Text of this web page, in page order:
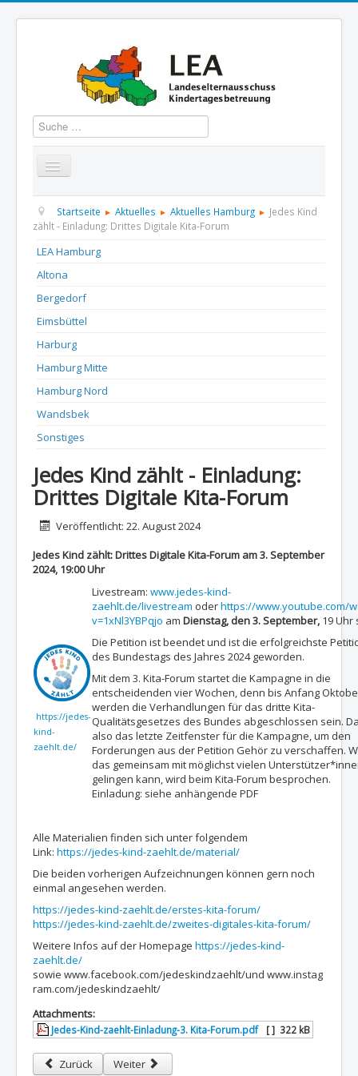
Suchen
Startseite Über uns Aktuelles Termine
Informationen
Kontakt
Startseite Aktuelles Aktuelles Hamburg
Jedes Kind
zählt - Einladung: Drittes Digitale Kita-Forum
LEA Hamburg
Altona
Bergedorf
Eimsbüttel
Harburg
Hamburg Mitte
Hamburg Nord
Wandsbek
Sonstiges
Jedes Kind zählt - Einladung:
Drittes Digitale Kita-Forum
DetailsVeröffentlicht: 22. August 2024
Jedes Kind zählt: Drittes Digitale Kita-Forum am 3. September
2024, 19:00 Uhr
https://jedes-
kind-
zaehlt.de/
Livestream: www.jedes-kind-
zaehlt.de/livestream oderhttps://www.youtube.com/
v=1xNl3YBPqjo am Dienstag, den 3. September, 19 Uhr
Die Petition ist beendet und ist die erfolgreichste
des Bundestags des Jahres 2024 geworden.
Mit dem 3. Kita-Forum startet die Kampagne in die
entscheidenden vier Wochen, denn bis Anfang
werden die Verhandlungen für das dritte Kita-
Qualitätsgesetzes des Bundes abgeschlossen sein.
also das letzte Zeitfenster für die Kampagne, um den
Forderungen aus der Petition Gehör zu verschaffen.
das gemeinsam mit möglichst vielen
gelingen kann, wird beim Kita-Forum besprochen.
Einladung: siehe anhängende PDF
Alle Materialien finden sich unter folgendem
Link: https://jedes-kind-zaehlt.de/material/
Die beiden vorherigen Aufzeichnungen können gern noch
einmal angesehen werden.
https://jedes-kind-zaehlt.de/erstes-kita-forum/
https://jedes-kind-zaehlt.de/zweites-digitales-kita-forum/
Weitere Infos auf der Homepage https://jedes-kind-
zaehlt.de/
sowie www.facebook.com/jedeskindzaehlt/und www.instag
ram.com/jedeskindzaehlt/
Attachments:
Jedes-Kind-zaehlt-Einladung-3. Kita-Forum.pdf [ ] 322 kB
Vorheriger Beitrag: Video zur Demo am 19. September 2024:
Zurück Nächster Beitrag: Demo am 19. September 2024:
Weiter